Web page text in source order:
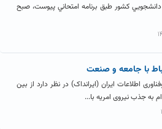
كشور طبق برنامه امتحاني پيوست، صبح
با جامعه و صنعت
اطلاعات ایران (ایرانداک) در نظر دارد از بین
به جذب نیروی امریه با...